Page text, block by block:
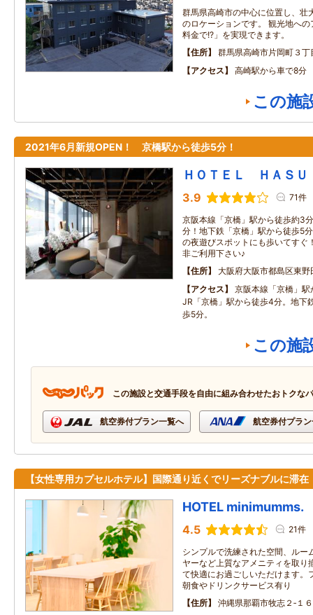
群馬県高崎市の中心に位置し、壮
のロケーションです。 観光地へ
料金で!?」を実現できます。
住所
群馬県高崎市片岡町３丁
アクセス
高崎駅から車で8分
この施
2021年6月新規OPEN！ 京橋駅から徒歩5分！
ＨＯＴＥＬ ＨＡＳＵ
3.9 71件
京阪本線「京橋」駅から徒歩約3
分！地下鉄「京橋」駅から徒歩5
の夜遊びスポットにも歩いてすぐ
非ご利用下さい♪
住所
大阪府大阪市都島区東野
アクセス
京阪本線「京橋」
JR「京橋」駅から徒歩4分。地下
歩5分。
この施
この施設と交通手段を自由に組み合わせたおトクな
航空券付プラン一覧へ 航空券付プラ
【女性専用カプセルホテル】国際通り近くでリーズナブルに滞在
HOTEL minimumms.
4.5 21件
シンプルで洗練された空間、ルー
ヤーなど上質なアメニティを取り
て快適にお過ごしいただけます。
朝食やドリンクサービス有り
住所
沖縄県那覇市牧志２‐１